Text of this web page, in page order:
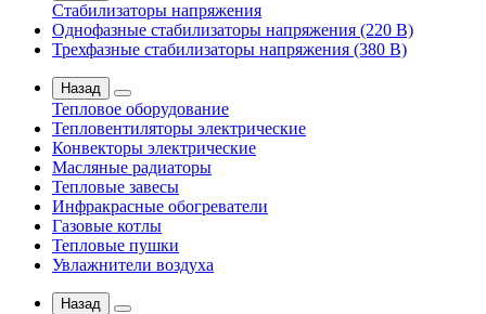
Стабилизаторы напряжения
Однофазные стабилизаторы напряжения (220 В)
Трехфазные стабилизаторы напряжения (380 В)
Назад
Тепловое оборудование
Тепловентиляторы электрические
Конвекторы электрические
Масляные радиаторы
Тепловые завесы
Инфракрасные обогреватели
Газовые котлы
Тепловые пушки
Увлажнители воздуха
Назад